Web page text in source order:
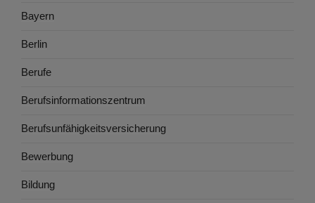
Bayern
Berlin
Berufe
Berufsinformationszentrum
Berufsunfähigkeitsversicherung
Bewerbung
Bildung